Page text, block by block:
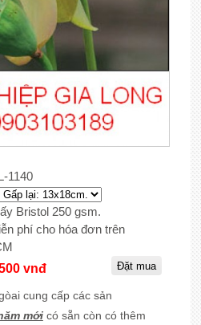
1140
Bristol 250 gsm.
phí cho hóa đơn trên
vnđ
cung cấp các sản
mớicó sẵn còn có thêm